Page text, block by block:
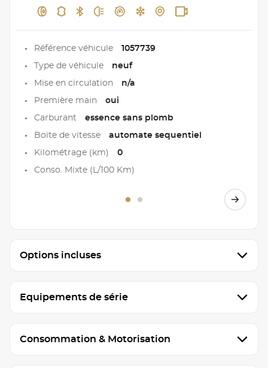
Référence véhicule 1057739
Type de véhicule neuf
Mise en circulation n/a
Première main oui
Carburant essence sans plomb
Boite de vitesse automate sequentiel
Kilométrage (km) 0
Conso. Mixte (L/100 Km)
Options incluses
Equipements de série
Consommation & Motorisation